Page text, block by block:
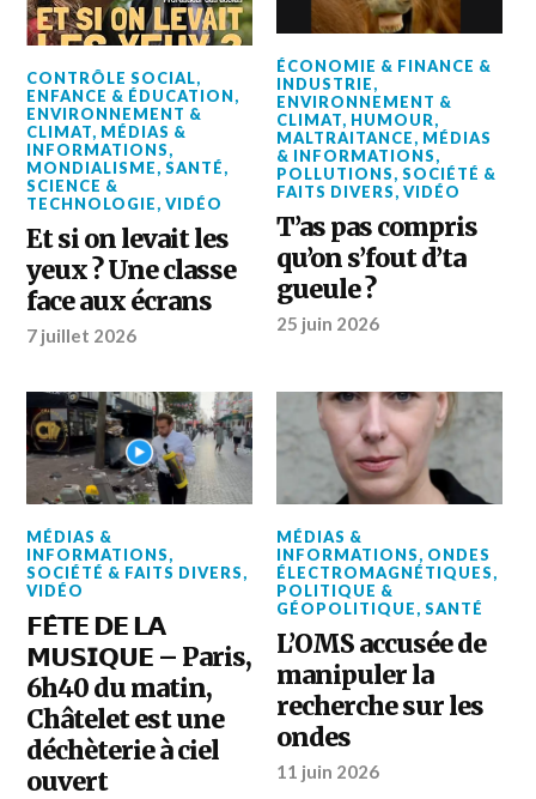
CONTRÔLE SOCIAL,
ENFANCE & ÉDUCATION,
ENVIRONNEMENT &
CLIMAT, MÉDIAS &
INFORMATIONS,
MONDIALISME,SANTÉ,
SCIENCE &
TECHNOLOGIE,VIDÉO
Et si on levait les
yeux ? Une classe
face aux écrans
7 juillet 2026
ÉCONOMIE & FINANCE &
INDUSTRIE,
ENVIRONNEMENT &
CLIMAT, HUMOUR,
MALTRAITANCE, MÉDIAS
& INFORMATIONS,
POLLUTIONS,SOCIÉTÉ &
FAITS DIVERS,VIDÉO
T’as pas compris
qu’on s’fout d’ta
gueule ?
25 juin 2026
MÉDIAS &
INFORMATIONS,
SOCIÉTÉ & FAITS DIVERS,
VIDÉO
𝗙𝗘̂𝗧𝗘 𝗗𝗘 𝗟𝗔
𝗠𝗨𝗦𝗜𝗤𝗨𝗘 – Paris,
6h40 du matin,
Châtelet est une
déchèterie à ciel
ouvert
MÉDIAS &
INFORMATIONS, ONDES
ÉLECTROMAGNÉTIQUES,
POLITIQUE &
GÉOPOLITIQUE,SANTÉ
L’OMS accusée de
manipuler la
recherche sur les
ondes
11 juin 2026